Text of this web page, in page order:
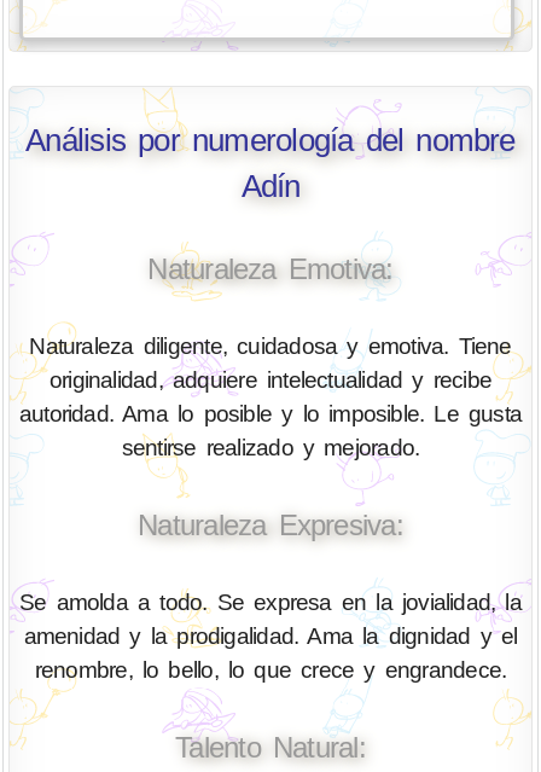
Análisis por numerología del nombre
Adín
Naturaleza Emotiva:
Naturaleza diligente, cuidadosa y emotiva. Tiene
originalidad, adquiere intelectualidad y recibe
autoridad. Ama lo posible y lo imposible. Le gusta
sentirse realizado y mejorado.
Naturaleza Expresiva:
Se amolda a todo. Se expresa en la jovialidad, la
amenidad y la prodigalidad. Ama la dignidad y el
renombre, lo bello, lo que crece y engrandece.
Talento Natural: